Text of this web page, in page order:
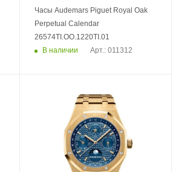
Часы Audemars Piguet Royal Oak
Perpetual Calendar
26574TI.OO.1220TI.01
В наличии
Арт.: 011312